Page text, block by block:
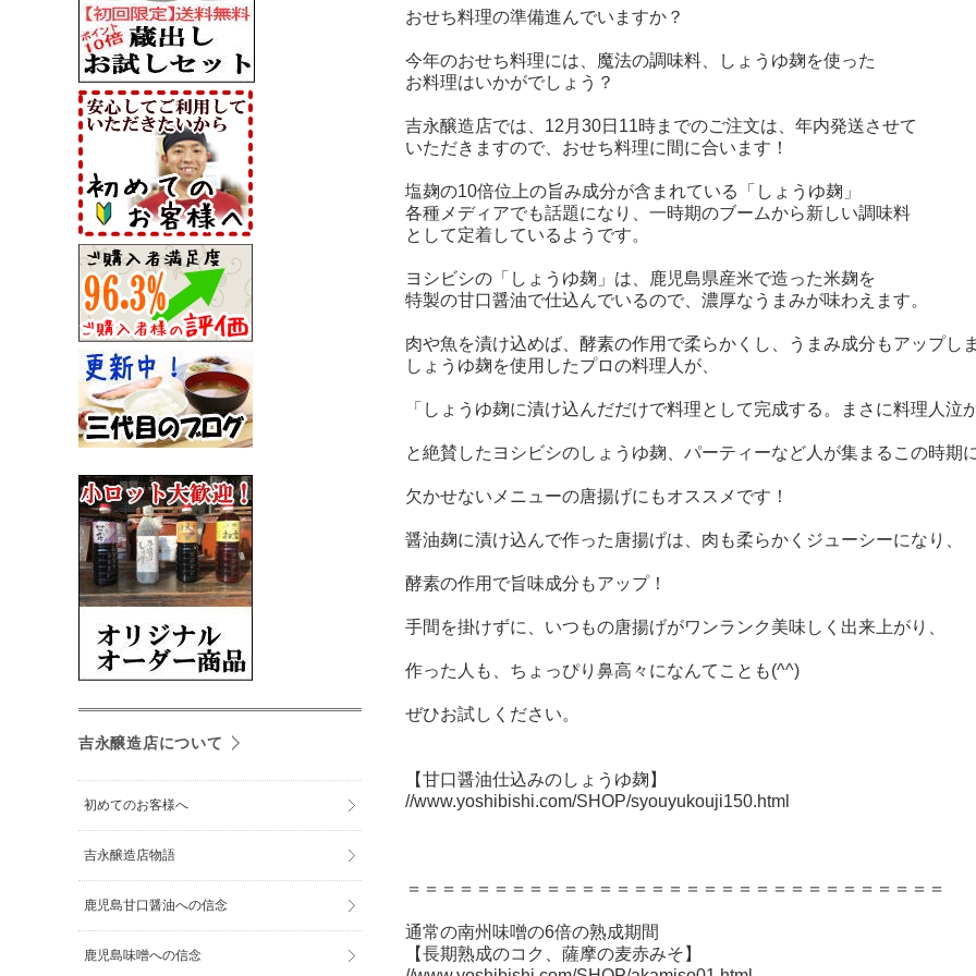
おせち料理の準備進んでいますか？
今年のおせち料理には、魔法の調味料、しょうゆ麹を使った
お料理はいかがでしょう？
吉永醸造店では、12月30日11時までのご注文は、年内発送させて
いただきますので、おせち料理に間に合います！
塩麹の10倍位上の旨み成分が含まれている「しょうゆ麹」
各種メディアでも話題になり、一時期のブームから新しい調味料
として定着しているようです。
ヨシビシの「しょうゆ麹」は、鹿児島県産米で造った米麹を
特製の甘口醤油で仕込んでいるので、濃厚なうまみが味わえます。
肉や魚を漬け込めば、酵素の作用で柔らかくし、うまみ成分もアップしま
しょうゆ麹を使用したプロの料理人が、
「しょうゆ麹に漬け込んだだけで料理として完成する。まさに料理人泣か
と絶賛したヨシビシのしょうゆ麹、パーティーなど人が集まるこの時期
欠かせないメニューの唐揚げにもオススメです！
醤油麹に漬け込んで作った唐揚げは、肉も柔らかくジューシーになり、
酵素の作用で旨味成分もアップ！
手間を掛けずに、いつもの唐揚げがワンランク美味しく出来上がり、
作った人も、ちょっぴり鼻高々になんてことも(^^)
ぜひお試しください。
【甘口醤油仕込みのしょうゆ麹】
//www.yoshibishi.com/SHOP/syouyukouji150.html
＝＝＝＝＝＝＝＝＝＝＝＝＝＝＝＝＝＝＝＝＝＝＝＝＝＝＝＝＝＝＝
通常の南州味噌の6倍の熟成期間
【長期熟成のコク、薩摩の麦赤みそ】
吉永醸造店について
初めてのお客様へ
吉永醸造店物語
鹿児島甘口醤油への信念
鹿児島味噌への信念